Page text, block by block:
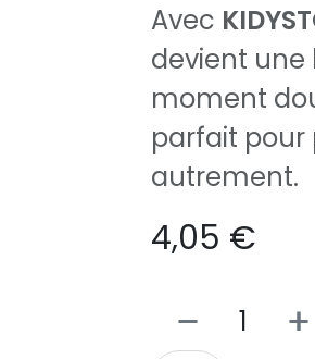
Avec
devient une
moment
parfait pour
autrement.
4,05 €